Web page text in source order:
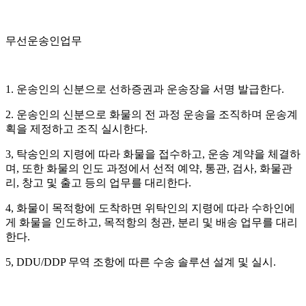
무선운송인업무
1. 운송인의 신분으로 선하증권과 운송장을 서명 발급한다.
2. 운송인의 신분으로 화물의 전 과정 운송을 조직하며 운송계
획을 제정하고 조직 실시한다.
3, 탁송인의 지령에 따라 화물을 접수하고, 운송 계약을 체결하
며, 또한 화물의 인도 과정에서 선적 예약, 통관, 검사, 화물관
리, 창고 및 출고 등의 업무를 대리한다.
4, 화물이 목적항에 도착하면 위탁인의 지령에 따라 수하인에
게 화물을 인도하고, 목적항의 청관, 분리 및 배송 업무를 대리
한다.
5, DDU/DDP 무역 조항에 따른 수송 솔루션 설계 및 실시.